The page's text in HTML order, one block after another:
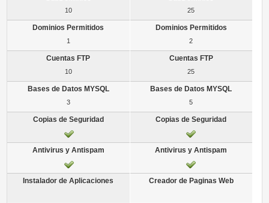
10
1
10
3
25
2
25
5